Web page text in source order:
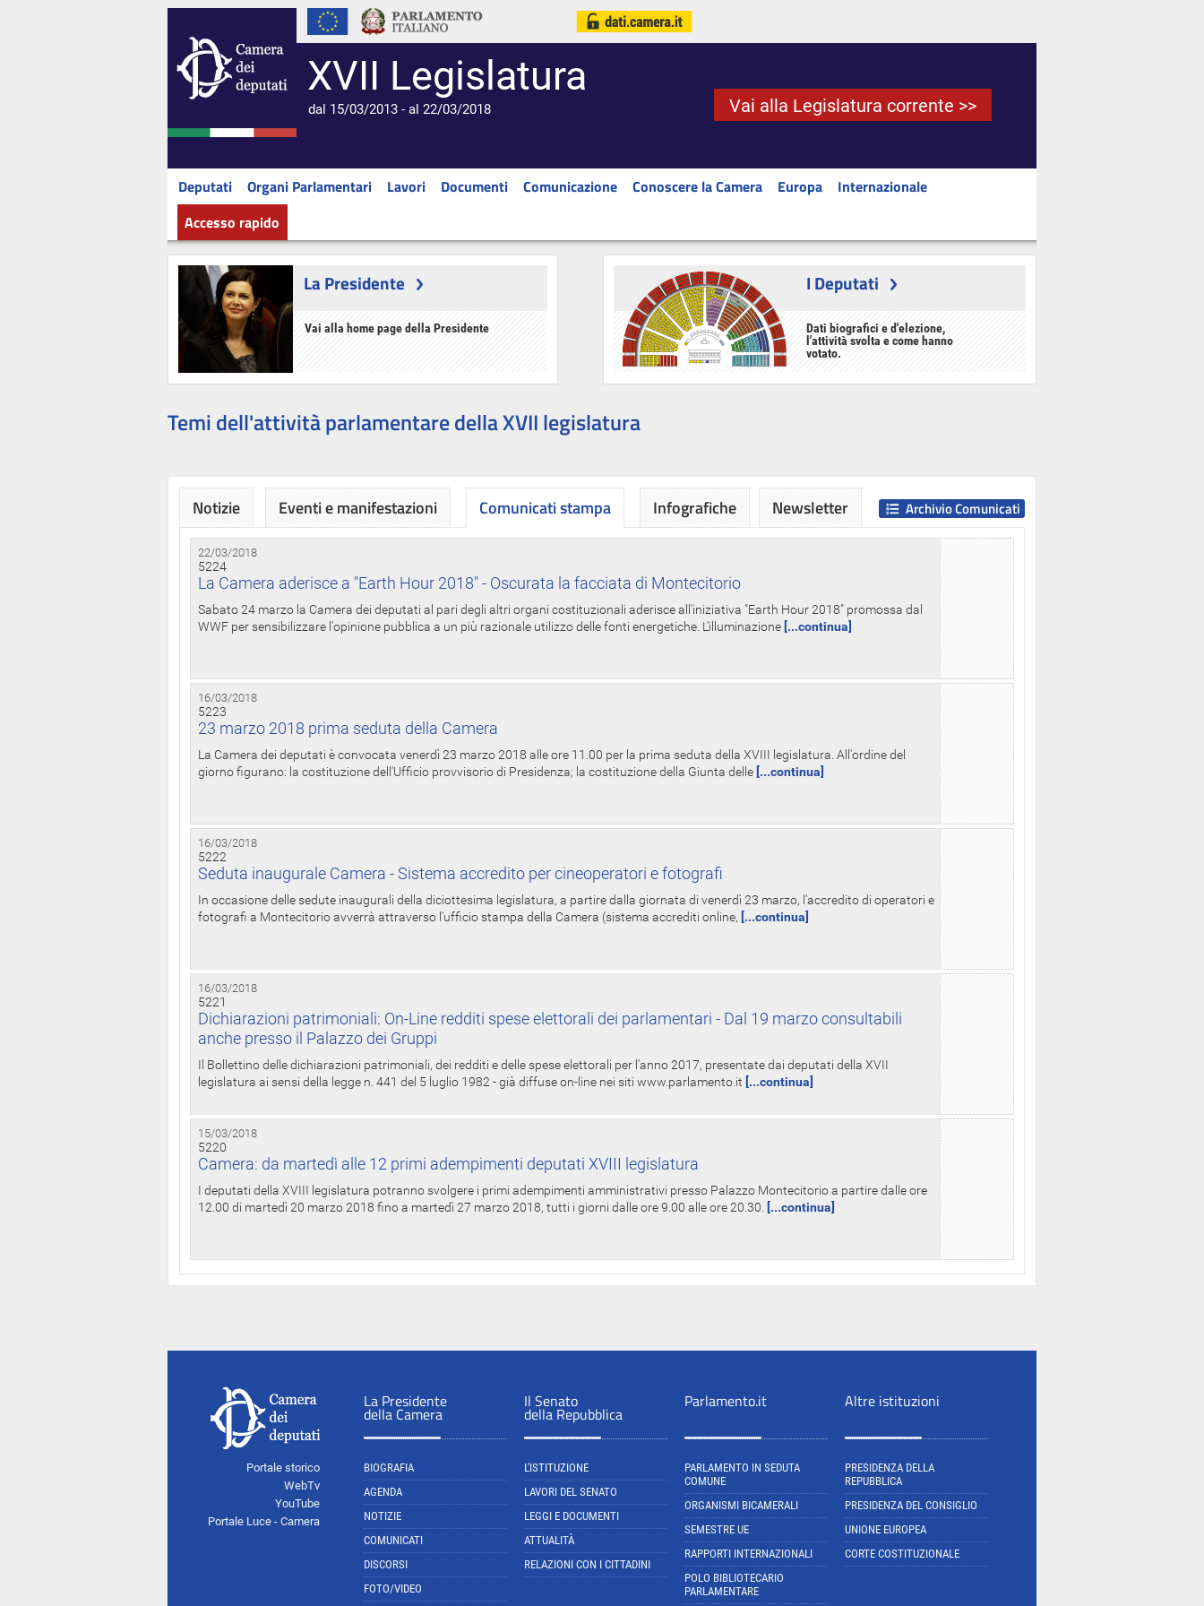
XVII Legislatura
dal 15/03/2013 - al 22/03/2018 Vai alla Legislatura corrente >>
Deputati Organi Parlamentari Lavori Documenti Comunicazione Conoscere la Camera Europa
Internazionale
Accesso rapido
La Presidente
Vai alla home page della Presidente
I Deputati
Dati biografici e d'elezione,
l'attività svolta e come hanno
votato.
Temi dell'attività parlamentare della XVII legislatura
Notizie Eventi e manifestazioni Comunicati stampa
22/03/2018
5224
La Camera aderisce a "Earth Hour 2018" - Oscurata la facciata di Montecitorio
Sabato 24 marzo la Camera dei deputati al pari degli altri organi costituzionali aderisce all'iniziativa "Earth Hour 2018" promossa dal
WWF per sensibilizzare l'opinione pubblica a un più razionale utilizzo delle fonti energetiche. L'illuminazione [...continua]
16/03/2018
5223
23 marzo 2018 prima seduta della Camera
La Camera dei deputati è convocata venerdì 23 marzo 2018 alle ore 11.00 per la prima seduta della XVIII legislatura. All'ordine del
giorno figurano: la costituzione dell'Ufficio provvisorio di Presidenza; la costituzione della Giunta delle [...continua]
16/03/2018
5222
Seduta inaugurale Camera - Sistema accredito per cineoperatori e fotografi
In occasione delle sedute inaugurali della diciottesima legislatura, a partire dalla giornata di venerdì 23 marzo, l'accredito di operatori e
fotografi a Montecitorio avverrà attraverso l'ufficio stampa della Camera (sistema accrediti online, [...continua]
16/03/2018
5221
Dichiarazioni patrimoniali: On-Line redditi spese elettorali dei parlamentari - Dal 19 marzo consultabili
anche presso il Palazzo dei Gruppi
Il Bollettino delle dichiarazioni patrimoniali, dei redditi e delle spese elettorali per l'anno 2017, presentate dai deputati della XVII
legislatura ai sensi della legge n. 441 del 5 luglio 1982 - già diffuse on-line nei siti www.parlamento.it [...continua]
15/03/2018
5220
Camera: da martedì alle 12 primi adempimenti deputati XVIII legislatura
I deputati della XVIII legislatura potranno svolgere i primi adempimenti amministrativi presso Palazzo Montecitorio a partire dalle ore
12.00 di martedì 20 marzo 2018 fino a martedì 27 marzo 2018, tutti i giorni dalle ore 9.00 alle ore 20.30.
[...continua]
Archivio Comunicati
Infografiche Newsletter
Portale storico
WebTv
YouTube
Portale Luce - Camera
La Presidente
della Camera
BIOGRAFIA
AGENDA
NOTIZIE
COMUNICATI
DISCORSI
FOTO/VIDEO
Il Senato
della Repubblica
L'ISTITUZIONE
LAVORI DEL SENATO
LEGGI E DOCUMENTI
ATTUALITÀ
RELAZIONI CON I CITTADINI
Parlamento.it
PARLAMENTO IN SEDUTA
COMUNE
ORGANISMI BICAMERALI
SEMESTRE UE
RAPPORTI INTERNAZIONALI
POLO BIBLIOTECARIO
PARLAMENTARE
Altre istituzioni
PRESIDENZA DELLA
REPUBBLICA
PRESIDENZA DEL CONSIGLIO
UNIONE EUROPEA
CORTE COSTITUZIONALE